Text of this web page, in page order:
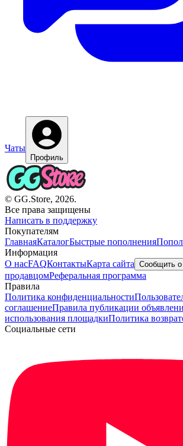
Чаты
Профиль
© GG.Store, 2026.
Все права защищены
Написать в поддержку
Покупателям
ГлавнаяКаталогБыстрые пополнения
Информация
О насFAQКонтактыКарта сайта Сообщить о
продавцомРеферальная программа
Правила
Политика конфиденциальности
соглашениеПравила публикации
использования площадкиПолитика
Социальные сети